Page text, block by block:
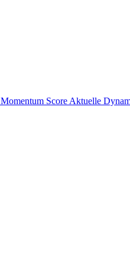
Momentum Score Aktuelle